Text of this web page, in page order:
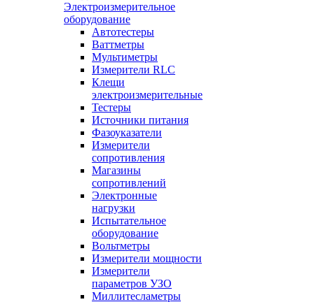
Электроизмерительное
оборудование
Автотестеры
Ваттметры
Мультиметры
Измерители RLC
Клещи
электроизмерительные
Тестеры
Источники питания
Фазоуказатели
Измерители
сопротивления
Магазины
сопротивлений
Электронные
нагрузки
Испытательное
оборудование
Вольтметры
Измерители мощности
Измерители
параметров УЗО
Миллитесламетры